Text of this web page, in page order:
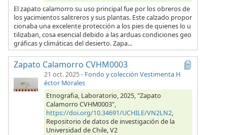
El zapato calamorro su uso principal fue por los obreros de
los yacimientos salitreros y sus plantas. Este calzado propor
cionaba una excelente protección a los pies de quienes lo u
tilizaban, cosa esencial debido a las arduas condiciones geo
gráficas y climáticas del desierto. Zapa...
Zapato Calamorro CVHM0003
21 oct. 2025- Fondo y colección Vestimenta H
éctor Morales
Etnografia, Laboratorio, 2025, "Zapato
Calamorro CVHM0003",
https://doi.org/10.34691/UCHILE/VN2LN2,
Repositorio de datos de investigación de la
Universidad de Chile, V2